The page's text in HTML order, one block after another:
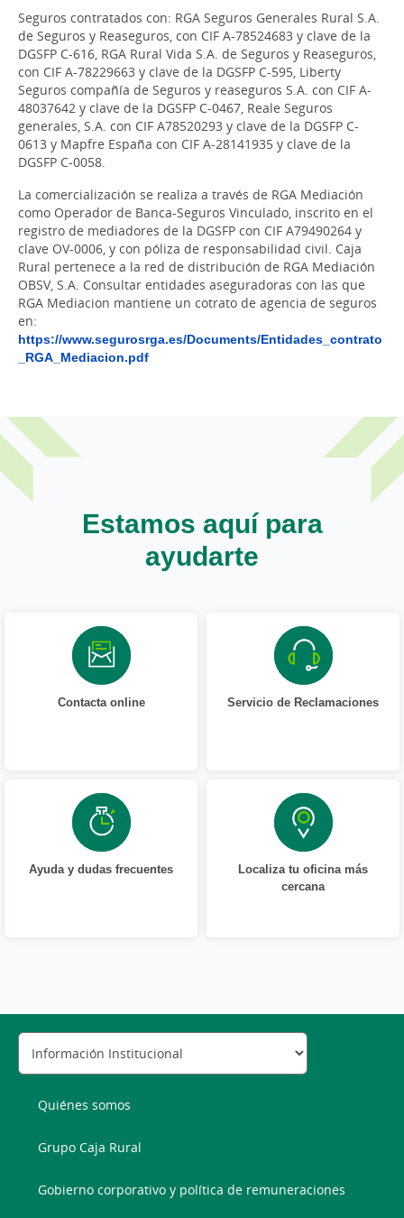
Seguros contratados con: RGA Seguros Generales Rural S.A.
de Seguros y Reaseguros, con CIF A-78524683 y clave de la
DGSFP C-616, RGA Rural Vida S.A. de Seguros y Reaseguros,
con CIF A-78229663 y clave de la DGSFP C-595, Liberty
Seguros compañía de Seguros y reaseguros S.A. con CIF A-
48037642 y clave de la DGSFP C-0467, Reale Seguros
generales, S.A. con CIF A78520293 y clave de la DGSFP C-
0613 y Mapfre España con CIF A-28141935 y clave de la
DGSFP C-0058.
La comercialización se realiza a través de RGA Mediación
como Operador de Banca-Seguros Vinculado, inscrito en el
registro de mediadores de la DGSFP con CIF A79490264 y
clave OV-0006, y con póliza de responsabilidad civil. Caja
Rural pertenece a la red de distribución de RGA Mediación
OBSV, S.A. Consultar entidades aseguradoras con las que
RGA Mediacion mantiene un cotrato de agencia de seguros
en:
https://www.segurosrga.es/Documents/Entidades_contrato
_RGA_Mediacion.pdf
Estamos aquí para
ayudarte
Contacta online Servicio de Reclamaciones
Ayuda y dudas frecuentes
Localiza tu oficina más
cercana
Quiénes somos
Grupo Caja Rural
Gobierno corporativo y política de remuneraciones